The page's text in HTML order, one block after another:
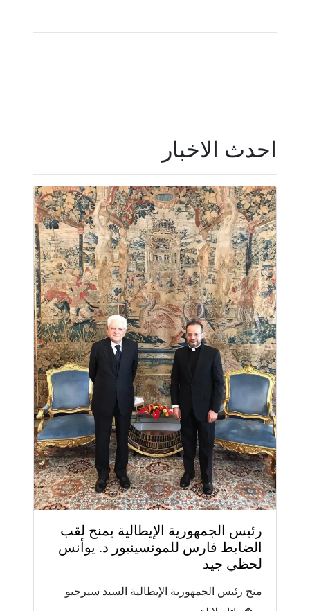
احدث الاخبار
رئيس الجمهورية الإيطالية يمنح لقب
الضابط فارس للمونسينيور د. يوأنس
لحظي جيد
منح رئيس الجمهورية الإيطالية السيد سيرجيو